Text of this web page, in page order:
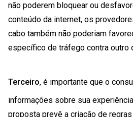
não poderem bloquear ou
conteúdo da internet, os
cabo também não poderiam
específico de tráfego contra outro
Terceiro, é importante que o
informações sobre sua
proposta prevê a criação de